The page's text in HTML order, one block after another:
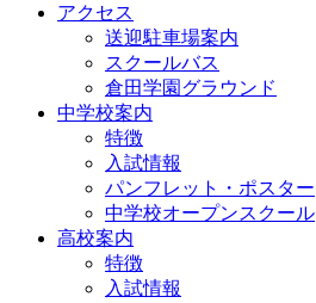
アクセス
送迎駐車場案内
スクールバス
倉田学園グラウンド
中学校案内
特徴
入試情報
パンフレット・ポスター
中学校オープンスクール
高校案内
特徴
入試情報